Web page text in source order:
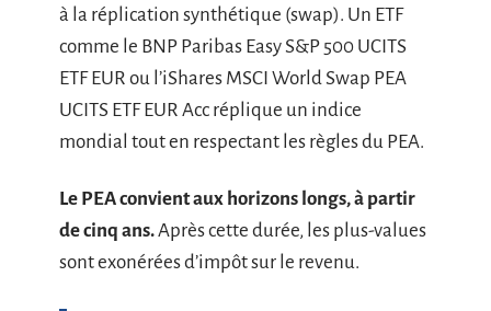
à la réplication synthétique (swap). Un ETF
comme le BNP Paribas Easy S&P 500 UCITS
ETF EUR ou l’iShares MSCI World Swap PEA
UCITS ETF EUR Acc réplique un indice
mondial tout en respectant les règles du PEA.
Le PEA convient aux horizons longs, à partir
de cinq ans.Après cette durée, les plus-values
sont exonérées d’impôt sur le revenu.